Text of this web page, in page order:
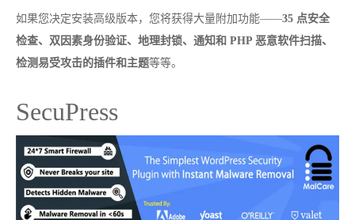
如果您决定安装高级版本，您将获得大量附加功能——35 点安全
检查、双因素身份验证、地理封锁、通知和 PHP 恶意软件扫描、
检测易受攻击的插件和主题等等。
SecuPress